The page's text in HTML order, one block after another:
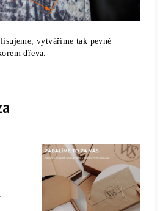
vytváříme tak pevné
dřeva.